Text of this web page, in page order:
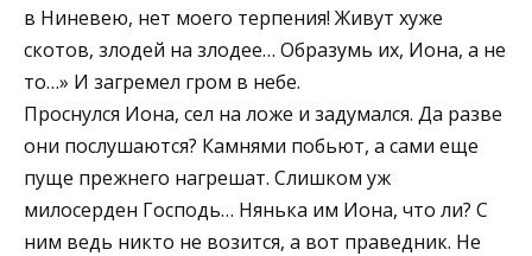
в Ниневею, нет моего терпения! Живут хуже
скотов, злодей на злодее… Образумь их, Иона, а не
то…» И загремел гром в небе.
Проснулся Иона, сел на ложе и задумался. Да разве
они послушаются? Камнями побьют, а сами еще
пуще прежнего нагрешат. Слишком уж
милосерден Господь… Нянька им Иона, что ли? С
ним ведь никто не возится, а вот праведник. Не